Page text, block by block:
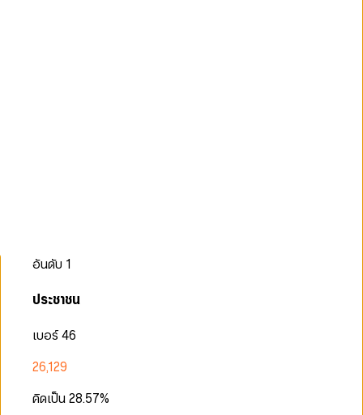
อันดับ 1
ประชาชน
เบอร์ 46
26,129
คิดเป็น28.57%